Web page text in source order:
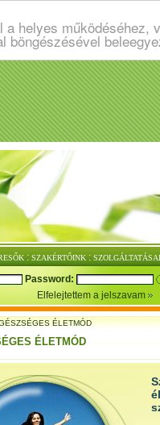
a helyes
böngészésével
: SZAKÉRTŐINK :
Password:
Elfelejtettem a jelszavam
ÉLETMÓD
ÉLETMÓD